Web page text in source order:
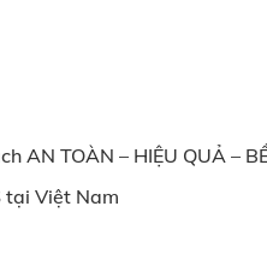
AN TOÀN – HIỆU QUẢ –
tại Việt Nam